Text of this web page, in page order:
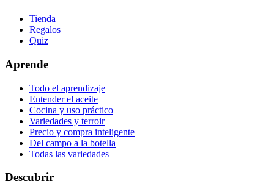
Tienda
Regalos
Quiz
Aprende
Todo el aprendizaje
Entender el aceite
Cocina y uso práctico
Variedades y terroir
Precio y compra inteligente
Del campo a la botella
Todas las variedades
Descubrir